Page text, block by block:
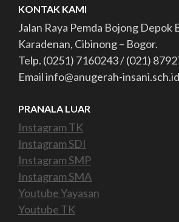
KONTAK KAMI
Jalan Raya Pemda Bojong Depok
Karadenan, Cibinong – Bogor.
Telp. (0251) 7160243 / (021)
Email info@anugerah-insani.sch.id
PRANALA LUAR
Instagram TK
Instagram SDI
Instagram SMP
Instagram SMA
Youtube Yayasan
Youtube TK